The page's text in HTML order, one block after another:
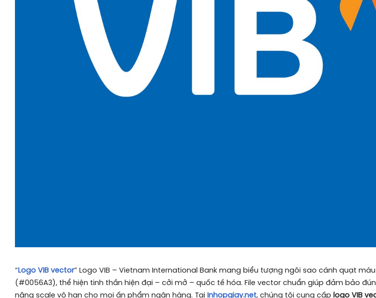
“Logo VIB vector” Logo VIB – Vietnam International Bank mang biểu tượng ngôi sao cánh quạt
(#0056A3), thể hiện tinh thần hiện đại – cởi mở – quốc tế hóa. File vector chuẩn giúp đảm bảo
năng scale vô hạn cho mọi ấn phẩm ngân hàng. Tại Inhopgiay.net, chúng tôi cung cấp logo VIB